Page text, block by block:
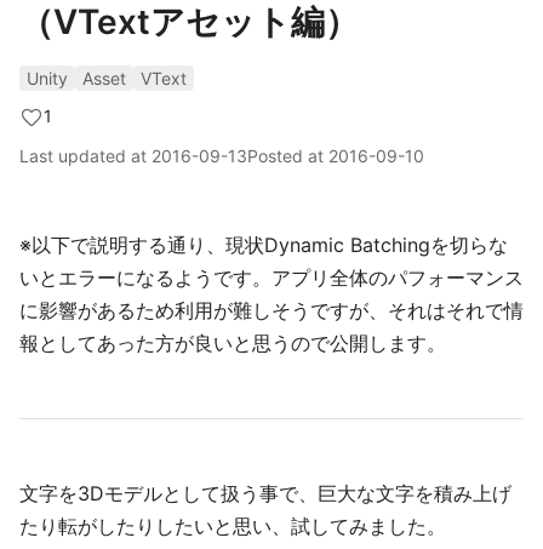
（VTextアセット編）
Unity Asset
VText
1
Last updated at 2016-09-13Posted at 2016-09-10
※以下で説明する通り、現状Dynamic Batchingを切らな
いとエラーになるようです。アプリ全体のパフォーマンス
に影響があるため利用が難しそうですが、それはそれで情
報としてあった方が良いと思うので公開します。
文字を3Dモデルとして扱う事で、巨大な文字を積み上げ
たり転がしたりしたいと思い、試してみました。